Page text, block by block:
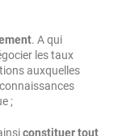
. A qui
les taux
auxquelles
;
constituer tout